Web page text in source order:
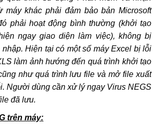
thành
Khắc Tiệp 0981757527 14 Thg 8, 2025 0 298
Bộ cài DỰ TOÁN BNSC (cập nhật đến ngày
01/3/2022)
Khắc Tiệp 0981757527 11 Thg 6, 2025 0 219
Chi phí thẩm tra Thiết kế và thẩm tra Dự
toán khi nào thì được điều chỉnh k=1,2
Khắc Tiệp 0981757527
máy khác phải đảm bảo bản Microsoft
phải hoạt động bình thường (khởi tạo
ngay giao diện làm việc), không bị
Hiện tại có một số máy Excel bị lỗi
làm ảnh hướng đến quá trình khởi tạo
như quá trình lưu file và mở file xuất
Người dùng cần xử lý ngay Virus NEGS
đã lưu.
trên máy: